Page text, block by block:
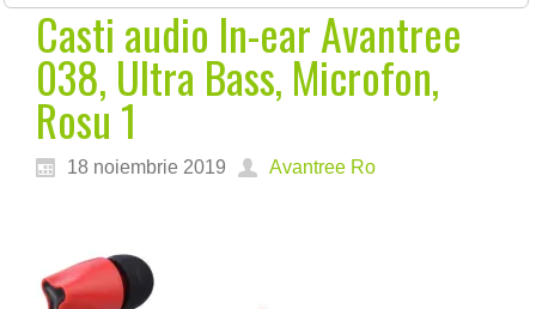
Casti audio In-ear Avantree
038, Ultra Bass, Microfon,
Rosu 1
18 noiembrie 2019 Avantree Ro